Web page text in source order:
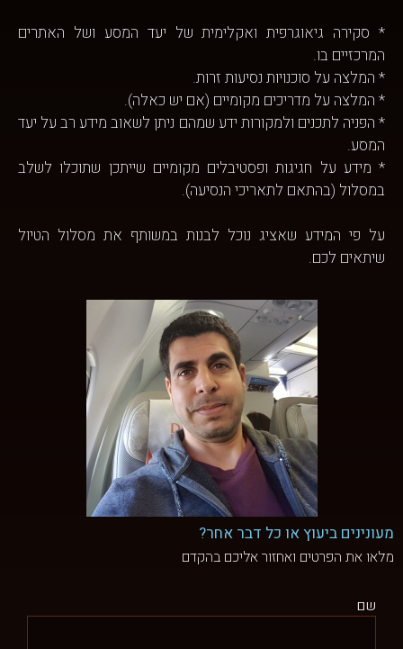
מעונינים ביעוץ או כל דבר אחר?
מלאו את הפרטים ואחזור אליכם בהקדם
שם
* סקירה גיאוגרפית ואקלימית של יעד המסע ושל האתרים
המרכזיים בו.
* המלצה על סוכנויות נסיעות זרות.
* המלצה על מדריכים מקומיים (אם יש כאלה).
* הפניה לתכנים ולמקורות ידע שמהם ניתן לשאוב מידע רב על יעד
המסע.
* מידע על חגיגות ופסטיבלים מקומיים שייתכן שתוכלו לשלב
במסלול (בהתאם לתאריכי הנסיעה).
על פי המידע שאציג נוכל לבנות במשותף את מסלול הטיול
שיתאים לכם.